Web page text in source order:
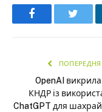
Facebook
ПОПЕРЕДНЯ
OpenAI
КНДР із
ChatGPT для